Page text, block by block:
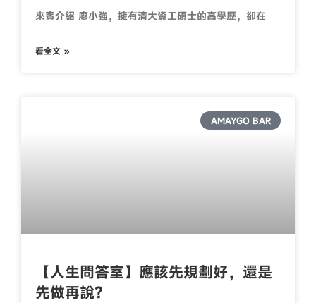
來賓介紹 廖小強，擁有清大資工碩士的高學歷，卻在
看全文 »
AMAYGO BAR
【人生問答室】應該先規劃好，還是
先做再說？